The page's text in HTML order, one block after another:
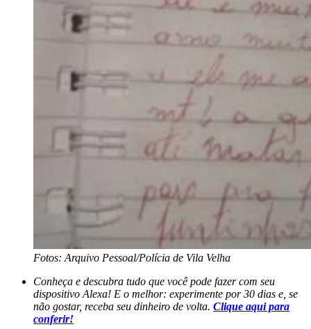
Fotos: Arquivo Pessoal/Polícia de Vila Velha
Conheça e descubra tudo que você pode fazer com seu
dispositivo Alexa! E o melhor: experimente por 30 dias e, se
não gostar, receba seu dinheiro de volta. Clique aqui para
conferir!